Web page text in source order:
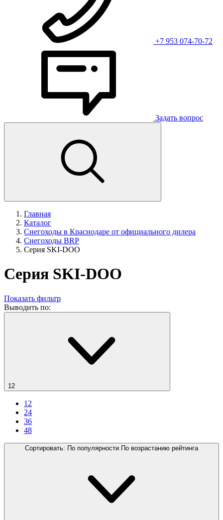
+7 953 074-70-72
Задать вопрос
Главная
Каталог
Снегоходы в Краснодаре от официального дилера
Снегоходы BRP
Серия SKI-DOO
Серия SKI-DOO
Показать фильтр
Выводить по:
12
12
24
36
48
Сортировать: По популярности По возрастанию рейтинга